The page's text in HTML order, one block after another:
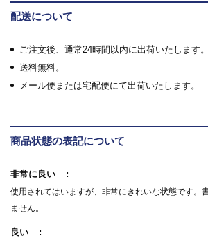
配送について
ご注文後、通常24時間以内に出荷いたします。
送料無料。
メール便または宅配便にて出荷いたします。
商品状態の表記について
非常に良い
使用されてはいますが、非常にきれいな状態です。
ません。
良い